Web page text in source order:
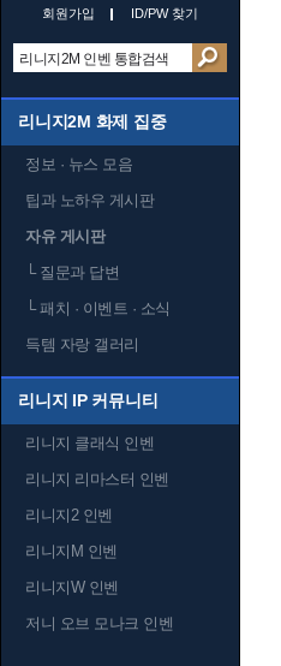
회원가입 ID/PW 찾기
리니지2M 화제 집중
정보 · 뉴스 모음
팁과 노하우 게시판
자유 게시판
└질문과 답변
└패치 · 이벤트 · 소식
득템 자랑 갤러리
리니지 IP 커뮤니티
리니지 클래식 인벤
리니지 리마스터 인벤
리니지2 인벤
리니지M 인벤
리니지W 인벤
저니 오브 모나크 인벤